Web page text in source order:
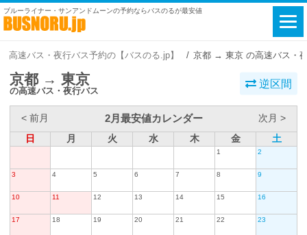
ブルーライナー・サンアンドムーンの予約ならバスのるが最安値
高速バス・夜行バス予約の【バスのる.jp】 京都 → 東京 の高速バス・
京都 → 東京
の高速バス・夜行バス
逆区間
< 前月 2月最安値カレンダー
次月 >
日
月 火 水 木 金 土
1 2
3 4 5 6 7 8 9
10 11 12 13 14 15 16
17 18 19 20 21 22 23